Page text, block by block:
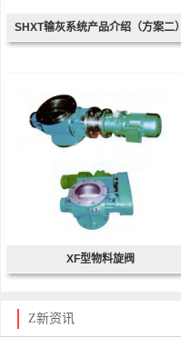
SHXT输灰系统产品介绍（方案二）
XF型物料旋阀
Z新资讯